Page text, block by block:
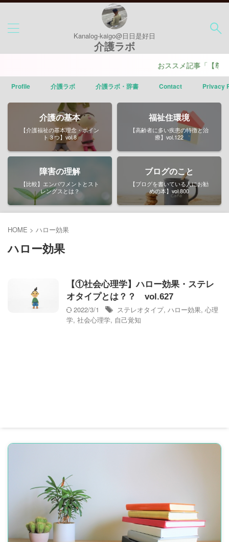
Kanalog-kaigo@日日是好日
介護ラボ
おススメ記事「【尊厳
Profile 介護ラボ 介護ラボ・辞書 Contact Privacy
介護の基本
【介護福祉の基本理念・ポイン
ト３つ】vol.8
福祉住環境
【高齢者に多い疾患の特徴と治
療】vol.122
障害の理解
【比較】エンパワメントとスト
レングスとは？
ブログのこと
【ブログを書いている人にお勧
めの本】vol.800
HOME > ハロー効果
ハロー効果
【①社会心理学】ハロー効果・ステレ
オタイプとは？？ vol.627
2022/3/1
ステレオタイプ, ハロー効果, 心理
学, 社会心理学, 自己覚知